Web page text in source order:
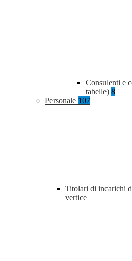
Consulenti e
tabelle) 8
Personale 107
Titolari di incarichi
vertice